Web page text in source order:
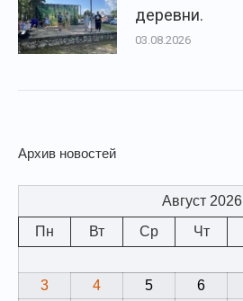
деревни.
03.08.2026
Архив новостей
Август 2026
Пн
Вт Ср Чт
3
4 5 6